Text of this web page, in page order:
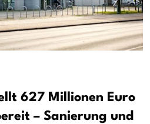
627 Millionen Euro
– Sanierung und